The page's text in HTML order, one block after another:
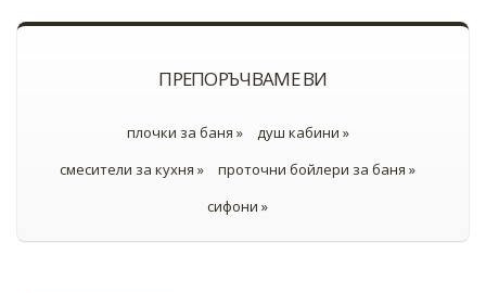
ПРЕПОРЪЧВАМЕ ВИ
плочки за баня »
душ кабини »
смесители за кухня »
проточни бойлери за баня »
сифони »